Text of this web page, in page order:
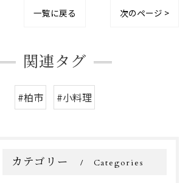
一覧に戻る 次のページ >
関連タグ
#柏市 #小料理
カテゴリー Categories